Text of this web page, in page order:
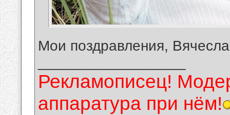
Мои поздравления,
Рекламописец!
аппаратура при нём!